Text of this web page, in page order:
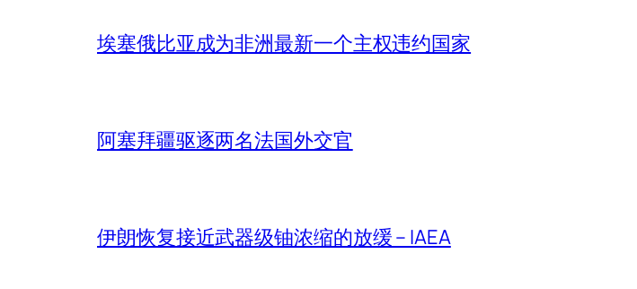
埃塞俄比亚成为非洲最新一个主权违约国家
阿塞拜疆驱逐两名法国外交官
伊朗恢复接近武器级铀浓缩的放缓 – IAEA